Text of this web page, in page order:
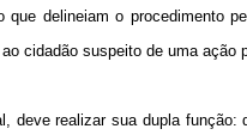
delineiam o procedimento
cidadão suspeito de uma ação
deve realizar sua dupla